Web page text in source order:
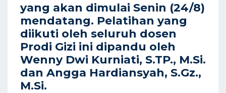
yang akan dimulai Senin (24/8)
mendatang. Pelatihan yang
diikuti oleh seluruh dosen
Prodi Gizi ini dipandu oleh
Wenny Dwi Kurniati, S.TP., M.Si.
dan Angga Hardiansyah, S.Gz.,
M.Si.